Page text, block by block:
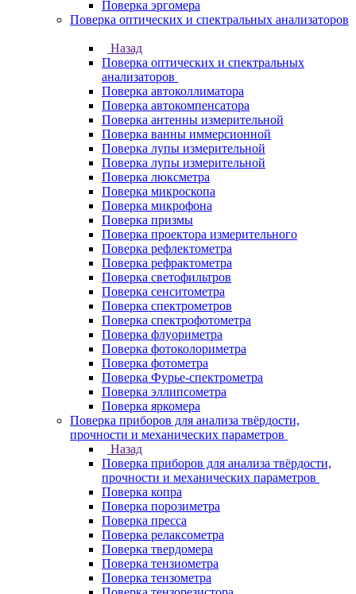
Поверка эргомера
Поверка оптических и спектральных анализаторов
Назад
Поверка оптических и спектральных
анализаторов
Поверка автоколлиматора
Поверка автокомпенсатора
Поверка антенны измерительной
Поверка ванны иммерсионной
Поверка лупы измерительной
Поверка лупы измерительной
Поверка люксметра
Поверка микроскопа
Поверка микрофона
Поверка призмы
Поверка проектора измерительного
Поверка рефлектометра
Поверка рефрактометра
Поверка светофильтров
Поверка сенситометра
Поверка спектрометров
Поверка спектрофотометра
Поверка флуориметра
Поверка фотоколориметра
Поверка фотометра
Поверка Фурье-спектрометра
Поверка эллипсометра
Поверка яркомера
Поверка приборов для анализа твёрдости,
прочности и механических параметров
Назад
Поверка приборов для анализа твёрдости,
прочности и механических параметров
Поверка копра
Поверка порозиметра
Поверка пресса
Поверка релаксометра
Поверка твердомера
Поверка тензиометра
Поверка тензометра